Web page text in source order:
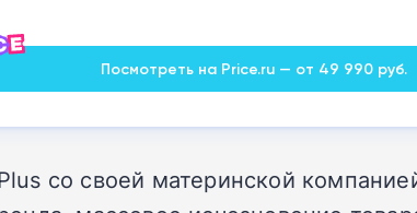
Посмотреть на Price.ru — от 49 990 руб.
со своей материнской